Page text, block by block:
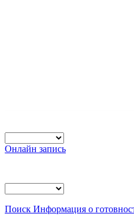
Онлайн запись
Поиск Информация о